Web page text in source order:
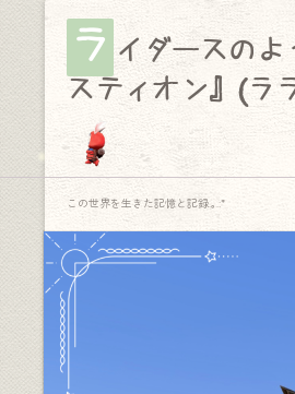
ラ イダースの
スティオン』(ラ
この世界を生きた記憶と記録.｡.:*